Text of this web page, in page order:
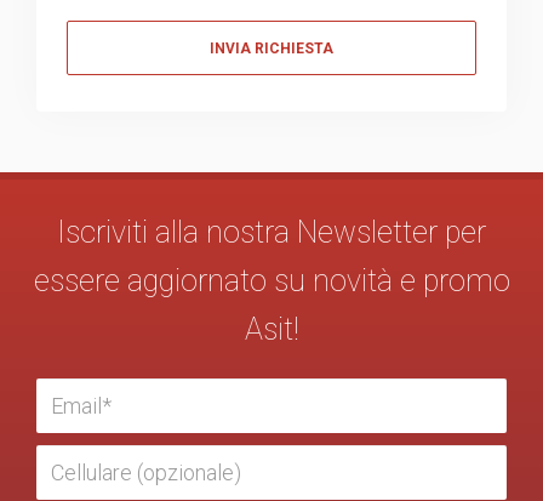
Iscriviti alla nostra Newsletter per
essere aggiornato su novità e promo
Asit!